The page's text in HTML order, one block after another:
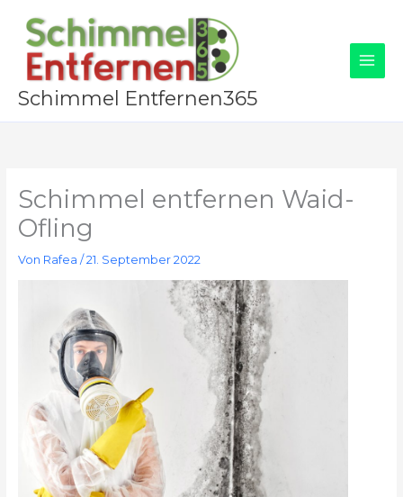
Inhalt
springen
Schimmel Entfernen365
Schimmel entfernen Waid-
Ofling
Von Rafea /21. September 2022